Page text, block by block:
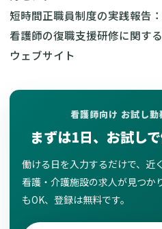
短時間正職員制度の実践報告
看護師の復職支援研修に関す
ウェブサイト
看護師向け お試し
まずは1日、お試し
働ける日を入力するだけで、近
看護・介護施設の求人が見つか
もOK、登録は無料です。